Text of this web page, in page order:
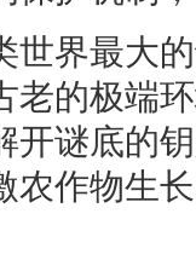
界最大的
老的极端
谜底的
农作物生